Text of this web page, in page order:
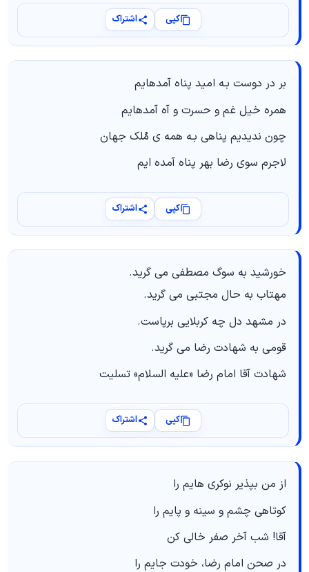
کپی اشتراک
بر در دوست بـه امید پناه آمده‎ایم
همره خیل غم و حسرت و آه آمده‎ایم
چون ندیدیم پناهی بـه همه ی مُلک جهان
لاجرم سوی رضا بهر پناه آمده ‎ایم
کپی اشتراک
ﺧﻮﺭﺷﯿﺪ ﺑﻪ ﺳﻮﮒ ﻣﺼﻄﻔﯽ می گرﯾﺪ.
ﻣﻬﺘﺎﺏ ﺑﻪ ﺣﺎﻝ ﻣﺠﺘﺒﻰ می گرﯾﺪ.
ﺩﺭ ﻣﺸﻬﺪ ﺩﻝ ﭼﻪ ﻛﺮﺑﻼ‌ﯾﻰ ﺑﺮﭘﺎﺳﺖ.
ﻗﻮﻣﻰ ﺑﻪ ﺷﻬﺎﺩﺕ ﺭﺿﺎ می گرﯾﺪ.
شهادت آقا امام رضا «علیه السلام» تسلیت
کپی اشتراک
از من بپذیر نوکری هایم را
کوتاهی چشم و سینه و پایم را
آقا! شب آخر صفر خالی کن
در صحن امام رضا، خودت جایم را